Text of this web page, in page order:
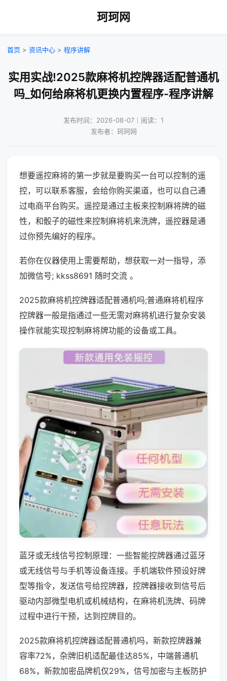
珂珂网
首页 > 资讯中心 > 程序讲解
实用实战!2025款麻将机控牌器适配普通机
吗_如何给麻将机更换内置程序-程序讲解
发布时间：2026-08-07｜阅读：1
发布者：珂珂网
想要遥控麻将的第一步就是要购买一台可以控制的遥
控，可以联系客服，会给你购买渠道，也可以自己通
过电商平台购买。遥控是通过主板来控制麻将牌的磁
性，和骰子的磁性来控制麻将机来洗牌，遥控器是通
过你预先编好的程序。
若你在仪器使用上需要帮助，想获取一对一指导，添
加微信号; kkss8691 随时交流 。
2025款麻将机控牌器适配普通机吗;普通麻将机程序
控牌器一般是指通过一些无需对麻将机进行复杂安装
操作就能实现控制麻将牌功能的设备或工具。
蓝牙或无线信号控制原理：一些智能控牌器通过蓝牙
或无线信号与手机等设备连接。手机端软件预设好牌
型等指令，发送信号给控牌器，控牌器接收到信号后
驱动内部微型电机或机械结构，在麻将机洗牌、码牌
过程中进行干预，达到控牌目的。
2025款麻将机控牌器适配普通机吗，新款控牌器兼
容率72%，杂牌旧机适配最佳达85%，中端普通机
68%，新款加密品牌机仅29%，信号加密与主板防护